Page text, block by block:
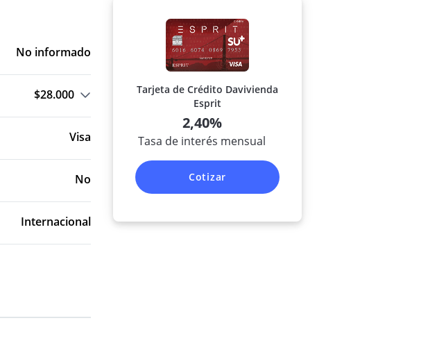
No informado
$28.000
Visa
No
Internacional
Tarjeta de Crédito Davivienda
Esprit
2,40%
Tasa de interés mensual
Cotizar